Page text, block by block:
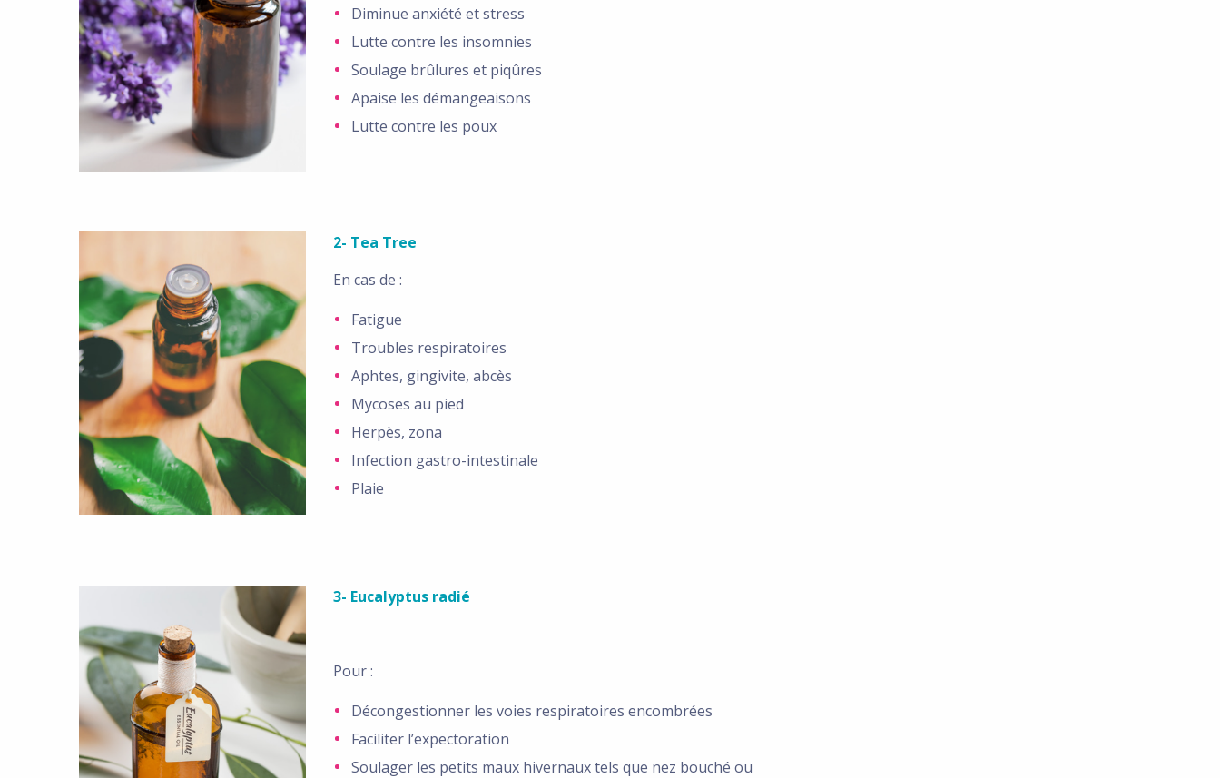
Diminue anxiété et stress
Lutte contre les insomnies
Soulage brûlures et piqûres
Apaise les démangeaisons
Lutte contre les poux
2- Tea Tree
En cas de :
Fatigue
Troubles respiratoires
Aphtes, gingivite, abcès
Mycoses au pied
Herpès, zona
Infection gastro-intestinale
Plaie
3- Eucalyptus radié
Pour :
Décongestionner les voies respiratoires encombrées
Faciliter l’expectoration
Soulager les petits maux hivernaux tels que nez bouché ou